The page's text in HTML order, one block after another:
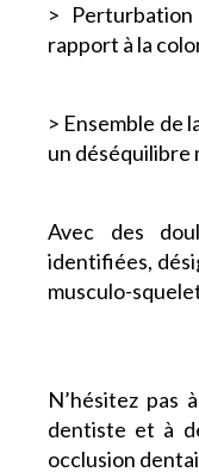
>
rapport à la
> Ensemble de
un déséquilibre
Avec des
identifiées,
musculo-
N’hésitez pas
dentiste et à
occlusion